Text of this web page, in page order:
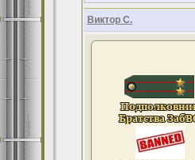
Виктор С.